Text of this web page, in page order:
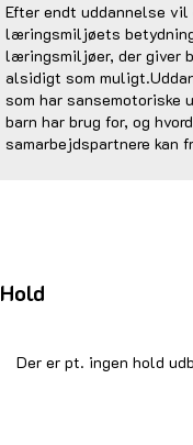
Efter endt uddannelse
læringsmiljøets
læringsmiljøer, der giver
alsidigt som
som har sansemotoriske
barn har brug for, og
samarbejdspartnere kan
Hold
Der er pt. ingen hold